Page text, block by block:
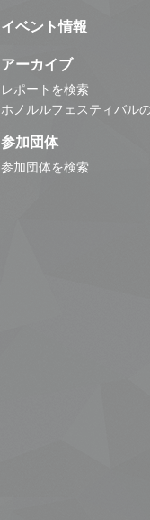
イベント情報
アーカイブ
レポートを検索
ホノルルフェスティバル
参加団体
参加団体を検索